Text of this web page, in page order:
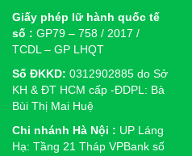
Giấy phép lữ hành quốc tế
số : GP79 – 758 / 2017 /
TCDL – GP LHQT
Số ĐKKD: 0312902885 do Sở
KH & ĐT HCM cấp -ĐDPL: Bà
Bùi Thị Mai Huệ
Chi nhánh Hà Nội : UP Láng
Hạ: Tầng 21 Tháp VPBank số